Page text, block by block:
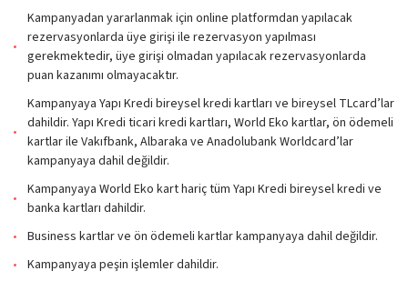
Kampanyadan yararlanmak için online platformdan yapılacak
rezervasyonlarda üye girişi ile rezervasyon yapılması
gerekmektedir, üye girişi olmadan yapılacak rezervasyonlarda
puan kazanımı olmayacaktır.
Kampanyaya Yapı Kredi bireysel kredi kartları ve bireysel TLcard’lar
dahildir. Yapı Kredi ticari kredi kartları, World Eko kartlar, ön ödemeli
kartlar ile Vakıfbank, Albaraka ve Anadolubank Worldcard’lar
kampanyaya dahil değildir.
Kampanyaya World Eko kart hariç tüm Yapı Kredi bireysel kredi ve
banka kartları dahildir.
Business kartlar ve ön ödemeli kartlar kampanyaya dahil değildir.
Kampanyaya peşin işlemler dahildir.